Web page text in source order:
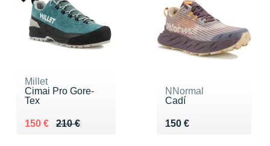
Millet
Cimai Pro Gore-
Tex
210 €
Au lieu de 210 €
150 €
Vendu 150 €
NNormal
Cadí
150 €
Vendu 150 €